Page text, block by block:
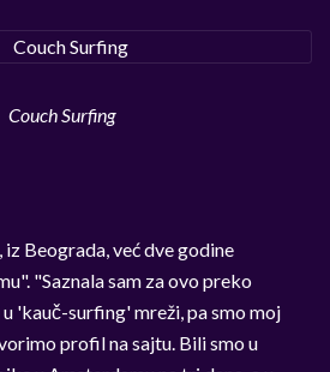
Couch Surfing
Beograda, već dve godine
"Saznala sam za ovo preko
'kauč-surfing' mreži, pa smo moj
profil na sajtu. Bili smo u